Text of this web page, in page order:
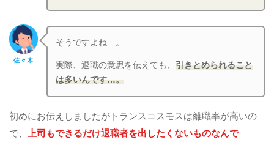
佐々木
そうですよね…。
実際、退職の意思を伝えても、引きとめられること
は多いんです…。
初めにお伝えしましたがトランスコスモスは離職率が高いの
で、
上司もできるだけ退職者を出したくないものなんで